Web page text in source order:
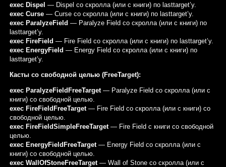
exec Dispel — Dispel со скролла (или с книги) по lasttarget’у.
exec Curse— Curse со скролла (или с книги) по lasttarget’у.
exec ParalyzeField — Paralyze Field со скролла (или с книги) по
lasttarget’у.
exec FireField — Fire Field со скролла (или с книги) по lasttarget’у.
exec EnergyField — Energy Field со скролла (или с книги) по
lasttarget’у.
Касты со свободной целью (FreeTarget):
exec ParalyzeFieldFreeTarget— Paralyze Field со скролла (или с
книги) со свободной целью.
exec FireFieldFreeTarget— Fire Field со скролла (или с книги) со
свободной целью.
exec FireFieldSimpleFreeTarget— Fire Field с книги со свободной
целью.
exec EnergyFieldFreeTarget— Energy Field со скролла (или с
книги) со свободной целью.
exec WallOfStoneFreeTarget— Wall of Stone со скролла (или с